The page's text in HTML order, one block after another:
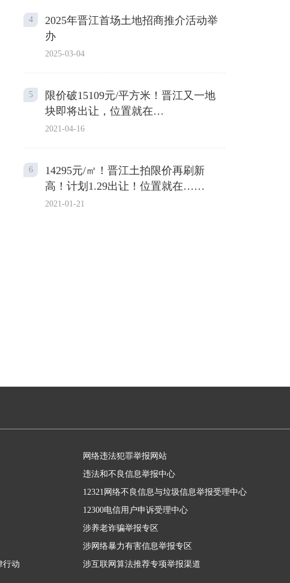
4
2025年晋江首场土地招商推介活动举
办
2025-03-04
5
限价破15109元/平方米！晋江又一地
块即将出让，位置就在…
2021-04-16
6
14295元/㎡！晋江土拍限价再刷新
高！计划1.29出让！位置就在……
2021-01-21
行动
网络违法犯罪举报网站
违法和不良信息举报中心
12321网络不良信息与垃圾信息举报受理中心
12300电信用户申诉受理中心
涉养老诈骗举报专区
涉网络暴力有害信息举报专区
涉互联网算法推荐专项举报渠道